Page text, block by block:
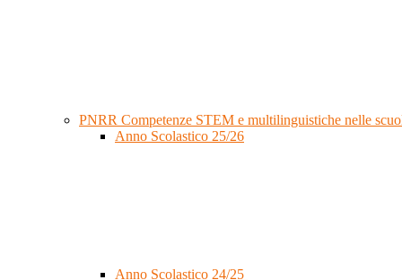
PNRR Competenze STEM e multilinguistiche nelle
Anno Scolastico 25/26
Anno Scolastico 24/25